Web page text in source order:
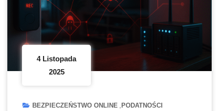
4 Listopada
2025
BEZPIECZEŃSTWO ONLINE PODATNOŚCI